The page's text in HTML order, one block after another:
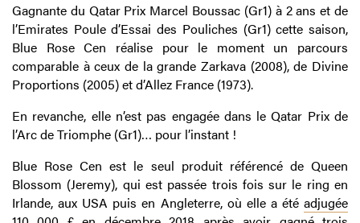
Gagnante du Qatar Prix Marcel Boussac (Gr1) à 2 ans et de
l’Emirates Poule d’Essai des Pouliches (Gr1) cette saison,
Blue Rose Cen réalise pour le moment un parcours
comparable à ceux de la grande Zarkava (2008), de Divine
Proportions (2005) et d’Allez France (1973).
En revanche, elle n’est pas engagée dans le Qatar Prix de
l’Arc de Triomphe (Gr1)… pour l’instant !
Blue Rose Cen est le seul produit référencé de Queen
Blossom (Jeremy), qui est passée trois fois sur le ring en
Irlande, aux USA puis en Angleterre, où elle a été adjugée